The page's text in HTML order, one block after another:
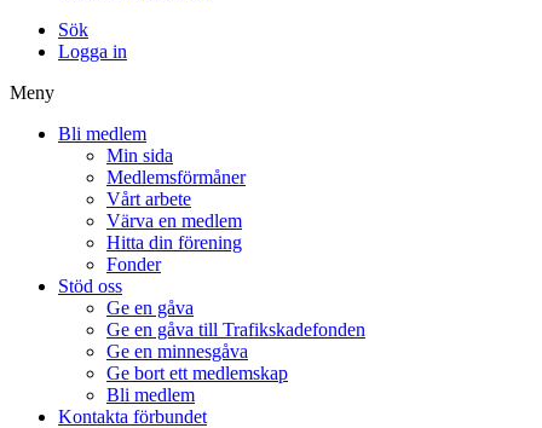
Sök
Logga in
Meny
Bli medlem
Min sida
Medlemsförmåner
Vårt arbete
Värva en medlem
Hitta din förening
Fonder
Stöd oss
Ge en gåva
Ge en gåva till Trafikskadefonden
Ge en minnesgåva
Ge bort ett medlemskap
Bli medlem
Kontakta förbundet